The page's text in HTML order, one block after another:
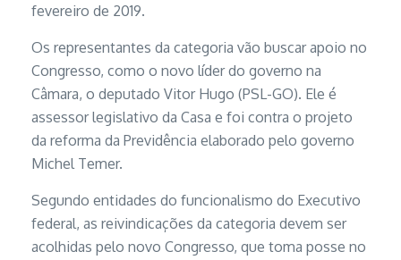
fevereiro de 2019.
Os representantes da categoria vão buscar apoio no
Congresso, como o novo líder do governo na
Câmara, o deputado Vitor Hugo (PSL-GO). Ele é
assessor legislativo da Casa e foi contra o projeto
da reforma da Previdência elaborado pelo governo
Michel Temer.
Segundo entidades do funcionalismo do Executivo
federal, as reivindicações da categoria devem ser
acolhidas pelo novo Congresso, que toma posse no